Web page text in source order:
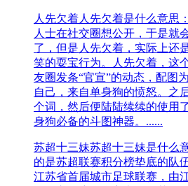
人先欠着人先欠着是什么意思
人士在社交圈想公开，于是就
了，但是人先欠着，实际上还
笑的耍宝行为。人先欠着，这
友圈发条“官宣”的动态，配图
自己，来自单身狗的愤怒。之
个词，然后便陆陆续续的使用
身狗必备的斗图神器。......
苏超十三妹苏超十三妹是什么
的是苏超联赛积分榜垫底的队
江苏省首届城市足球联赛，由